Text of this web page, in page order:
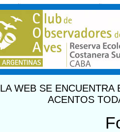
LA WEB SE
ACENTOS